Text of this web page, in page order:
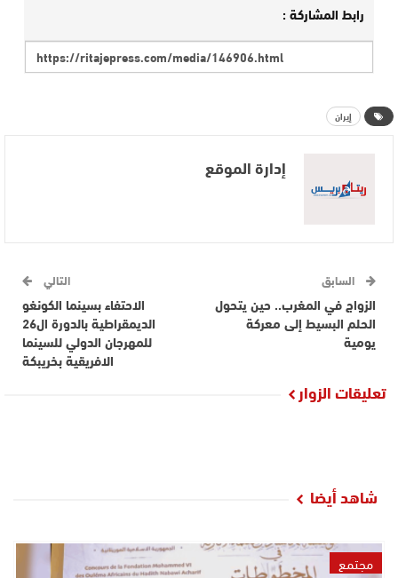
رابط المشاركة :
إيران
إدارة الموقع
السابق
الزواج في المغرب.. حين يتحول
الحلم البسيط إلى معركة
يومية
التالي
الاحتفاء بسينما الكونغو
الديمقراطية بالدورة ال26
للمهرجان الدولي للسينما
الافريقية بخريبكة
تعليقات الزوار
شاهد أيضا
مجتمع